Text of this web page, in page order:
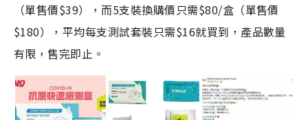
（單售價$39），而5支裝換購價只需$80/盒（單售價
$180），平均每支測試套裝只需$16就買到，產品數量
有限，售完即止。